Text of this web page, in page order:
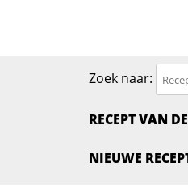
Zoek naar:
RECEPT VAN
NIEUWE